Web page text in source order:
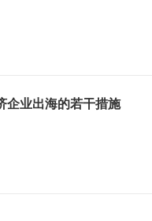
企业出海的若干措施